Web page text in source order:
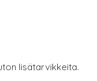
lisätarvikkeita.